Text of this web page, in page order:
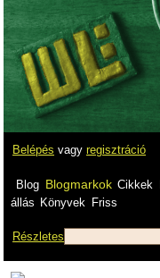
Belépés vagy regisztráció
Blog Blogmarkok Cikkek
állás Könyvek Friss
Részletes